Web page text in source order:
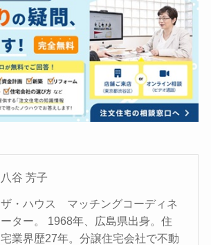
八谷 芳子
ザ・ハウス マッチングコーディネ
ーター。 1968年、広島県出身。住
宅業界歴27年。分譲住宅会社で不動